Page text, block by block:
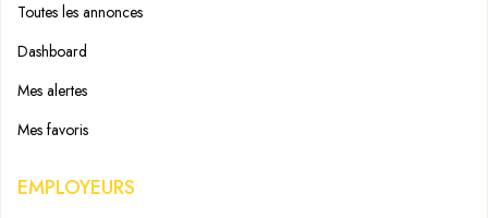
Toutes les annonces
Dashboard
Mes alertes
Mes favoris
EMPLOYEURS